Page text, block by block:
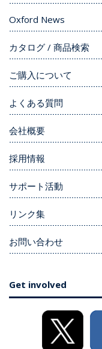
Oxford News
カタログ / 商品検索
ご購入について
よくある質問
会社概要
採用情報
サポート活動
リンク集
お問い合わせ
Get involved